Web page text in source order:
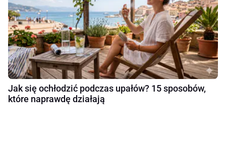
Jak się ochłodzić podczas upałów? 15 sposobów,
które naprawdę działają